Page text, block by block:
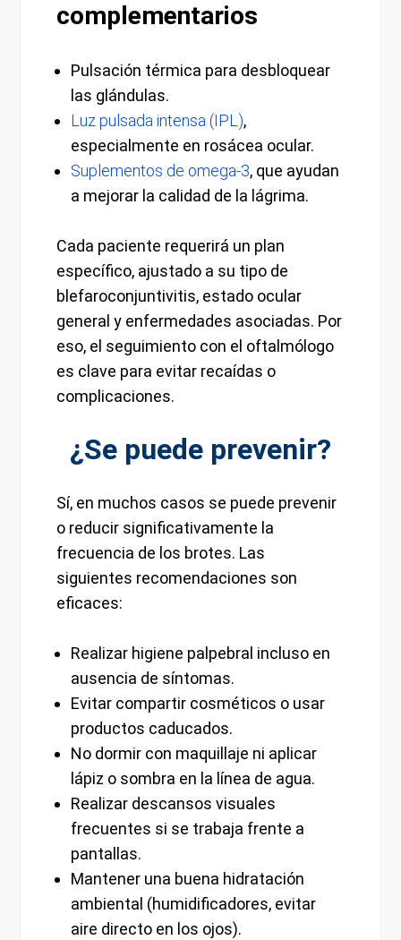
complementarios
Pulsación térmica para desbloquear
las glándulas.
Luz pulsada intensa (IPL),
especialmente en rosácea ocular.
Suplementos de omega-3, que ayudan
a mejorar la calidad de la lágrima.
Cada paciente requerirá un plan
específico, ajustado a su tipo de
blefaroconjuntivitis, estado ocular
general y enfermedades asociadas. Por
eso, el seguimiento con el oftalmólogo
es clave para evitar recaídas o
complicaciones.
¿Se puede prevenir?
Sí, en muchos casos se puede prevenir
o reducir significativamente la
frecuencia de los brotes. Las
siguientes recomendaciones son
eficaces:
Realizar higiene palpebral incluso en
ausencia de síntomas.
Evitar compartir cosméticos o usar
productos caducados.
No dormir con maquillaje ni aplicar
lápiz o sombra en la línea de agua.
Realizar descansos visuales
frecuentes si se trabaja frente a
pantallas.
Mantener una buena hidratación
ambiental (humidificadores, evitar
aire directo en los ojos).